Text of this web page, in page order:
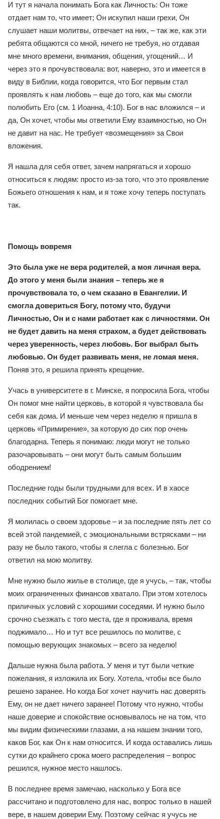
И тут я начала понимать Бога как Личность: Он тоже
отдает нам то, что имеет; Он искупил наши грехи, Он
слушает наши молитвы, отвечает на них, – так же, как эти
ребята общаются со мной, ничего не требуя, но отдавая
мне много времени, внимания, общения, угощений… И
через это я прочувствовала: вот, наверно, это и имеется в
виду в Библии, когда говорится, что Бог первым стал
проявлять к нам любовь – еще до того, как мы смогли
полюбить Его (см. 1 Иоанна, 4:10). Бог в нас вложился – и
да, Он хочет, чтобы мы ответили Ему взаимностью, но Он
не давит на нас. Не требует «возмещения» за Свои
вложения.
Я нашла для себя ответ, зачем напрягаться и хорошо
относиться к людям: просто из-за того, что это проявление
Божьего отношения к нам, и я тоже хочу теперь поступать
так.
Помощь вовремя
Это была уже не вера родителей, а моя личная вера.
До этого у меня были знания – теперь же я
прочувствовала то, о чем сказано в Евангелии. И
смогла довериться Богу, потому что, будучи
Личностью, Он и с нами работает как с личностями. Он
не будет давить на меня страхом, а будет действовать
через уверенность, через любовь. Бог выбрал быть
любовью. Он будет развивать меня, не ломая меня.
Поняв это, я решила принять крещение.
Учась в университете в г. Минске, я попросила Бога, чтобы
Он помог мне найти церковь, в которой я чувствовала бы
себя как дома. И меньше чем через неделю я пришла в
церковь «Примирение», за которую до сих пор очень
благодарна. Теперь я понимаю: люди могут не только
разочаровывать – они могут быть самым большим
ободрением!
Последние годы были трудными для всех. И в хаосе
последних событий Бог помогает мне.
Я молилась о своем здоровье – и за последние пять лет со
всей этой пандемией, с эмоциональными встрясками – ни
разу не было такого, чтобы я слегла с болезнью. Бог
ответил на мою молитву.
Мне нужно было жилье в столице, где я учусь, – так, чтобы
моих ограниченных финансов хватало. При этом хотелось
приличных условий с хорошими соседями. И нужно было
срочно съезжать с того места, где я проживала, время
поджимало… Но и тут все решилось по молитве, с
помощью верующих знакомых – всего за неделю!
Дальше нужна была работа. У меня и тут были четкие
пожелания, я изложила их Богу. Хотела, чтобы все было
решено заранее. Но когда Бог хочет научить нас доверять
Ему, он не дает ничего заранее! Потому что нужно, чтобы
наше доверие и спокойствие основывалось не на том, что
мы видим физическими глазами, а на нашем знании того,
каков Бог, как Он к нам относится. И когда оставались лишь
сутки до крайнего срока моего распределения – вопрос
решился, нужное место нашлось.
В последнее время замечаю, насколько у Бога все
рассчитано и подготовлено для нас, вопрос только в нашей
вере, в нашем доверии Ему. Поэтому сейчас я учусь не